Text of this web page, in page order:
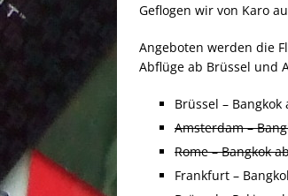
Geflogen wir von Karo
Angeboten werden die
Abflüge ab Brüssel und
Brüssel – Bangkok
Amsterdam –
Rome – Bangkok
Frankfurt –